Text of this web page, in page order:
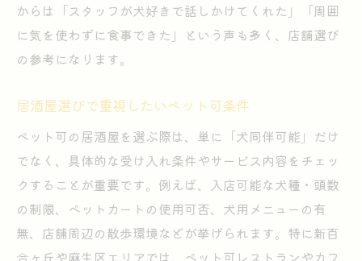
からは「スタッフが犬好きで話しかけてくれた」「周囲
に気を使わずに食事できた」という声も多く、店舗選び
の参考になります。
居酒屋選びで重視したいペット可条件
ペット可の居酒屋を選ぶ際は、単に「犬同伴可能」だけ
でなく、具体的な受け入れ条件やサービス内容をチェッ
クすることが重要です。例えば、入店可能な犬種・頭数
の制限、ペットカートの使用可否、犬用メニューの有
無、店舗周辺の散歩環境などが挙げられます。特に新百
合ヶ丘や麻生区エリアでは、ペット可レストランやカフ